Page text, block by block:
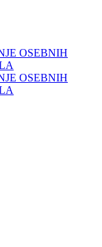
OSEBNIH
OSEBNIH